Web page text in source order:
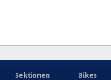
Sektionen Bikes